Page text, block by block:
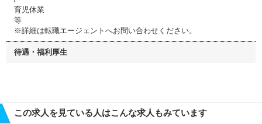
育児休業
等
※詳細は転職エージェントへお問い合わせください。
待遇・福利厚生
この求人を見ている人はこんな求人もみています